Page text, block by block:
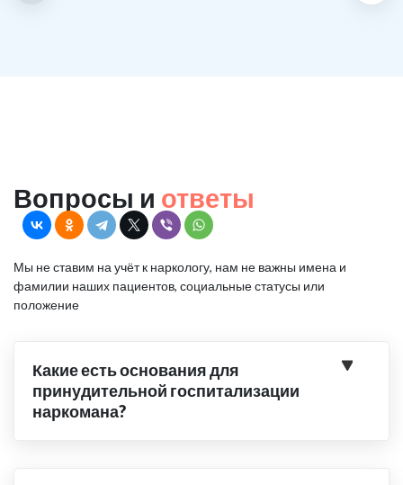
Вопросы и ответы
Мы не ставим на учёт к наркологу, нам не важны имена и
фамилии наших пациентов, социальные статусы или
положение
Какие есть основания для
принудительной госпитализации
наркомана?